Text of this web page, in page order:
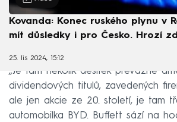
Kovanda: Konec ruského plynu v
mít důsledky i pro Česko. Hrozí
25. lis 2024, 15:12
„Je tam několik desítek převážně
dividendových titulů, zavedených
ale jen akcie ze 20. století, je tam
automobilka BYD. Buffett sází na